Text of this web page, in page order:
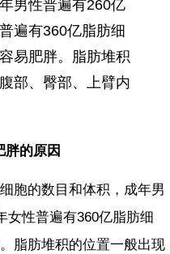
男性普遍有260亿
遍有360亿脂肪细
易肥胖。脂肪堆积
部、臀部、上臂内
的原因
胞的数目和体积，成年男
女性普遍有360亿脂肪细
脂肪堆积的位置一般出现